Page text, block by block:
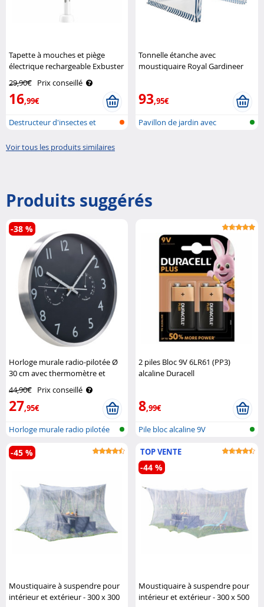
Tapette à mouches et piège
électrique rechargeable Exbuster
29,90€ Prix conseillé
16,99€
Destructeur d'insectes et
Tonnelle étanche avec
moustiquaire Royal Gardineer
93,95€
Pavillon de jardin avec
Voir tous les produits similaires
Produits suggérés
Horloge murale radio-pilotée Ø
30 cm avec thermomètre et
44,90€ Prix conseillé
27,95€
-38 %
Horloge murale radio pilotée
avec t..
2 piles Bloc 9V 6LR61 (PP3)
alcaline Duracell
8,99€
Pile bloc alcaline 9V
Moustiquaire à suspendre pour
intérieur et extérieur - 300 x 300
-45 % TOP VENTE
Moustiquaire à suspendre pour
intérieur et extérieur - 300 x 500
-44 %